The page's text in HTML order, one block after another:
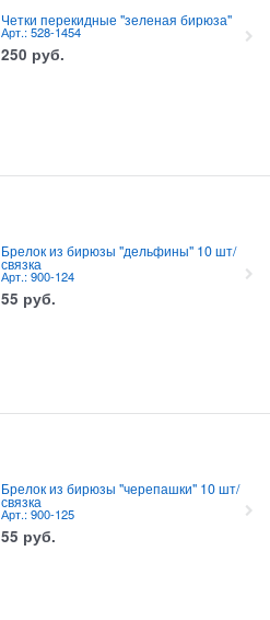
Четки перекидные "зеленая бирюза"
Арт.: 528-1454
250 руб.
Брелок из бирюзы "дельфины" 10 шт/
связка
Арт.: 900-124
55 руб.
Брелок из бирюзы "черепашки" 10 шт/
связка
Арт.: 900-125
55 руб.